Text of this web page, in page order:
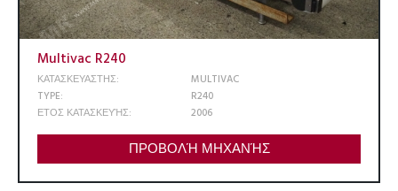
Multivac R240
ΚΑΤΑΣΚΕΥΑΣΤΗΣ:
MULTIVAC
TYPE:
R240
ΕΤΟΣ ΚΑΤΑΣΚΕΥΉΣ:
2006
ΠΡΟΒΟΛΉ ΜΗΧΑΝΉΣ